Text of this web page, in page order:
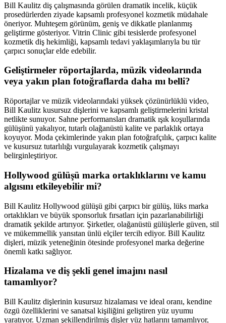
Bill Kaulitz diş çalışmasında görülen dramatik incelik, küçük
prosedürlerden ziyade kapsamlı profesyonel kozmetik müdahale
öneriyor. Muhteşem görünüm, geniş ve dikkatle planlanmış
geliştirme gösteriyor. Vitrin Clinic gibi tesislerde profesyonel
kozmetik diş hekimliği, kapsamlı tedavi yaklaşımlarıyla bu tür
çarpıcı sonuçlar elde edebilir.
Geliştirmeler röportajlarda, müzik videolarında
veya yakın plan fotoğraflarda daha mı belli?
Röportajlar ve müzik videolarındaki yüksek çözünürlüklü video,
Bill Kaulitz kusursuz dişlerini ve kapsamlı geliştirmelerini kristal
netlikte sunuyor. Sahne performansları dramatik ışık koşullarında
gülüşünü yakalıyor, tutarlı olağanüstü kalite ve parlaklık ortaya
koyuyor. Moda çekimlerinde yakın plan fotoğrafçılık, çarpıcı kalite
ve kusursuz tutarlılığı vurgulayarak kozmetik çalışmayı
belirginleştiriyor.
Hollywood gülüşü marka ortaklıklarını ve kamu
algısını etkileyebilir mi?
Bill Kaulitz Hollywood gülüşü gibi çarpıcı bir gülüş, lüks marka
ortaklıkları ve büyük sponsorluk fırsatları için pazarlanabilirliği
dramatik şekilde artırıyor. Şirketler, olağanüstü gülüşlerle güven, stil
ve mükemmellik yansıtan ünlü elçiler tercih ediyor. Bill Kaulitz
dişleri, müzik yeteneğinin ötesinde profesyonel marka değerine
önemli katkı sağlıyor.
Hizalama ve diş şekli genel imajını nasıl
tamamlıyor?
Bill Kaulitz dişlerinin kusursuz hizalaması ve ideal oranı, kendine
özgü özelliklerini ve sanatsal kişiliğini geliştiren yüz uyumu
yaratıyor. Uzman şekillendirilmiş dişler yüz hatlarını tamamlıyor,